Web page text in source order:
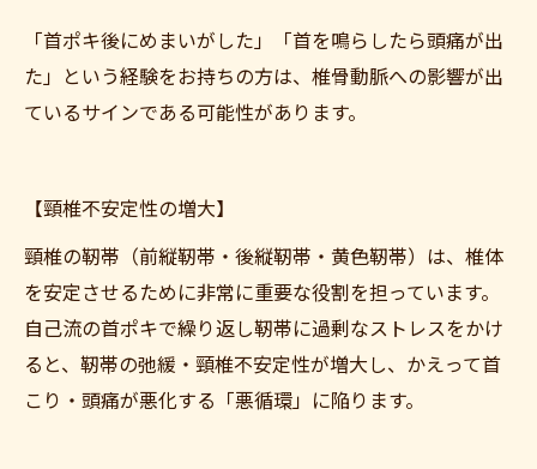
「首ポキ後にめまいがした」「首を鳴らしたら頭痛が出
た」という経験をお持ちの方は、椎骨動脈への影響が出
ているサインである可能性があります。
【頸椎不安定性の増大】
頸椎の靭帯（前縦靭帯・後縦靭帯・黄色靭帯）は、椎体
を安定させるために非常に重要な役割を担っています。
自己流の首ポキで繰り返し靭帯に過剰なストレスをかけ
ると、靭帯の弛緩・頸椎不安定性が増大し、かえって首
こり・頭痛が悪化する「悪循環」に陥ります。